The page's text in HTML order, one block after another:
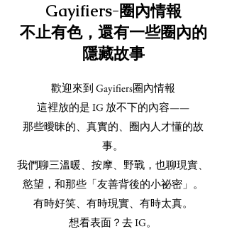
Gayifiers-圈內情報
不止有色，還有一些圈內的
隱藏故事
歡迎來到 Gayifiers圈內情報
這裡放的是 IG 放不下的內容——
那些曖昧的、真實的、圈內人才懂的故
事。
我們聊三溫暖、按摩、野戰，也聊現實、
慾望，和那些「友善背後的小祕密」。
有時好笑、有時現實、有時太真。
想看表面？去 IG。